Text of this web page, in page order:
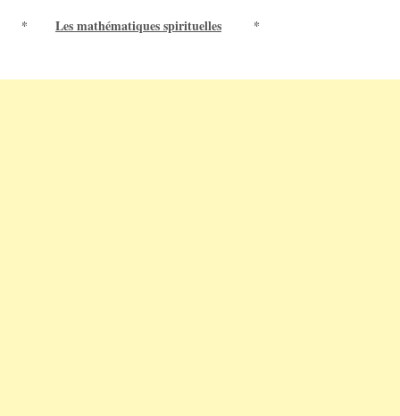
* Les mathématiques spirituelles *